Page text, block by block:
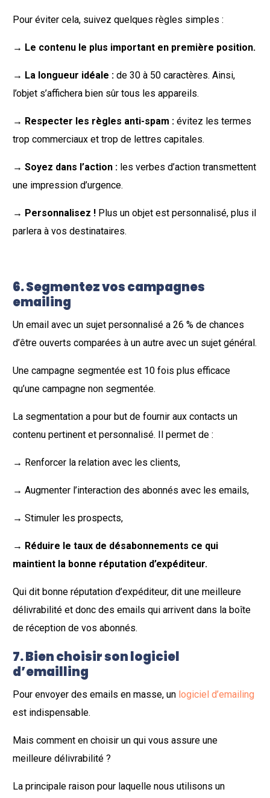
Pour éviter cela, suivez quelques règles simples :
→ Le contenu le plus important en première position.
→ La longueur idéale : de 30 à 50 caractères. Ainsi,
l’objet s’affichera bien sûr tous les appareils.
→ Respecter les règles anti-spam : évitez les termes
trop commerciaux et trop de lettres capitales.
→ Soyez dans l’action : les verbes d’action transmettent
une impression d’urgence.
→ Personnalisez ! Plus un objet est personnalisé, plus il
parlera à vos destinataires.
6. Segmentez vos campagnes
emailing
Un email avec un sujet personnalisé a 26 % de chances
d’être ouverts comparées à un autre avec un sujet général.
Une campagne segmentée est 10 fois plus efficace
qu’une campagne non segmentée.
La segmentation a pour but de fournir aux contacts un
contenu pertinent et personnalisé. Il permet de :
→ Renforcer la relation avec les clients,
→ Augmenter l’interaction des abonnés avec les emails,
→ Stimuler les prospects,
→ Réduire le taux de désabonnements ce qui
maintient la bonne réputation d’expéditeur.
Qui dit bonne réputation d’expéditeur, dit une meilleure
délivrabilité et donc des emails qui arrivent dans la boîte
de réception de vos abonnés.
7. Bien choisir son logiciel
d’emailling
Pour envoyer des emails en masse, un logiciel d’emailing
est indispensable.
Mais comment en choisir un qui vous assure une
meilleure délivrabilité ?
La principale raison pour laquelle nous utilisons un